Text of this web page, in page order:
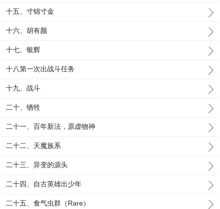
十五、寸锦寸金
十六、胡有颜
十七、银辉
十八第一次出战斗任务
十九、战斗
二十、牺牲
二十一、百年新法，原虚物神
二十二、天魔族系
二十三、异变的源头
二十四、自古英雄出少年
二十五、食气虫群（Rare）